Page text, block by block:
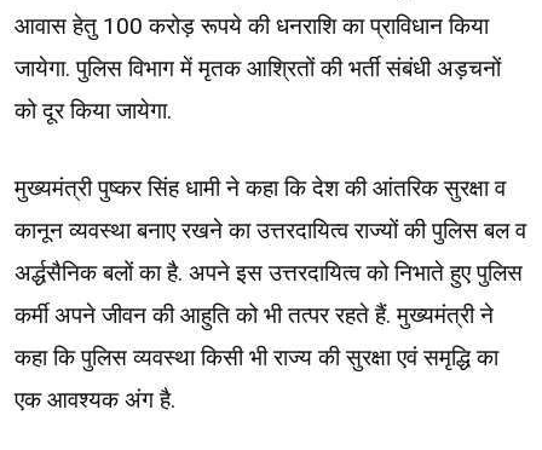
आवास हेतु 100 करोड़ रूपये की धनराशि का प्राविधान किया
जायेगा. पुलिस विभाग में मृतक आश्रितों की भर्ती संबंधी अड़चनों
को दूर किया जायेगा.
मुख्यमंत्री पुष्कर सिंह धामी ने कहा कि देश की आंतरिक सुरक्षा व
कानून व्यवस्था बनाए रखने का उत्तरदायित्व राज्यों की पुलिस बल व
अर्द्धसैनिक बलों का है. अपने इस उत्तरदायित्व को निभाते हुए पुलिस
कर्मी अपने जीवन की आहुति को भी तत्पर रहते हैं. मुख्यमंत्री ने
कहा कि पुलिस व्यवस्था किसी भी राज्य की सुरक्षा एवं समृद्धि का
एक आवश्यक अंग है.